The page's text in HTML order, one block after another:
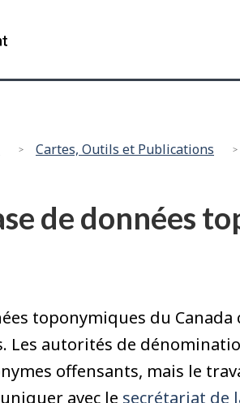
principal
sur
version
Canada
CanadaCartes, Outils et Publications
de données
toponymiques du
Les autorités de
offensants, mais le
avec le secrétariat de